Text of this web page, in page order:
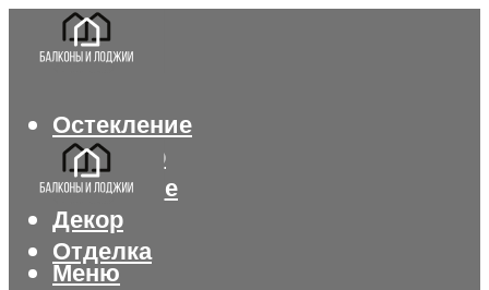
Остекление
Интерьер
Утепление
Декор
Отделка
Меню